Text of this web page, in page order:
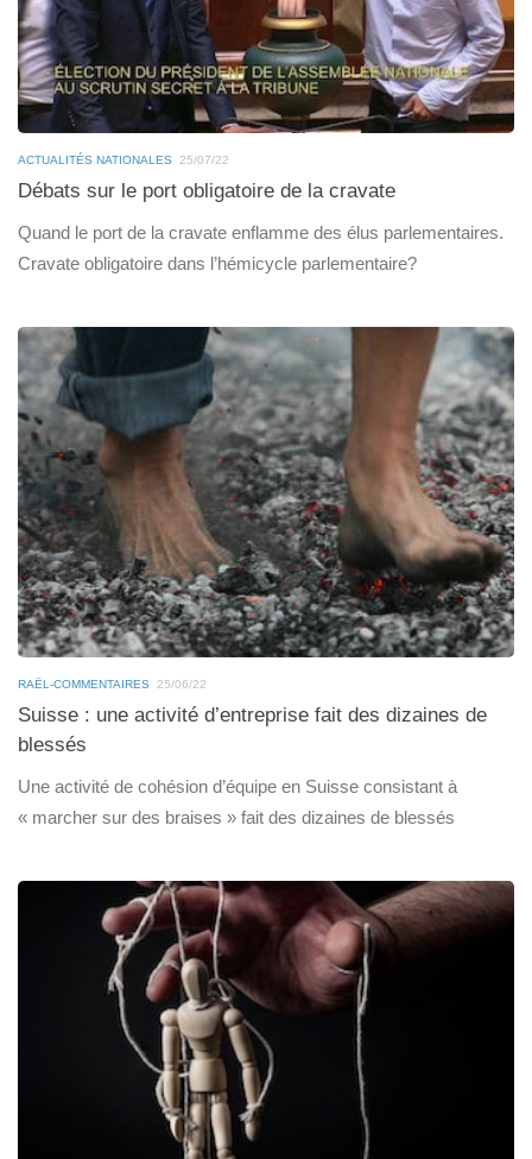
ACTUALITÉS NATIONALES 25/07/22
Débats sur le port obligatoire de la cravate
Quand le port de la cravate enflamme des élus parlementaires.
Cravate obligatoire dans l’hémicycle parlementaire?
RAËL-COMMENTAIRES 25/06/22
Suisse : une activité d’entreprise fait des dizaines de
blessés
Une activité de cohésion d’équipe en Suisse consistant à
« marcher sur des braises » fait des dizaines de blessés